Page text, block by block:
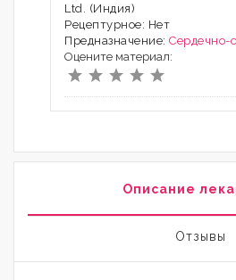
Ltd. (Индия)
Рецептурное: Нет
Предназначение: Сердечно-
Оцените материал:
Описание
Отзывы